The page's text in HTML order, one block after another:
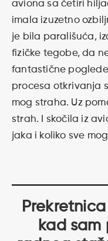
aviona sa četiri
imala izuzetno
je bila parališuća,
fizičke tegobe, da
fantastične
procesa otkrivanja
mog straha. Uz
strah. I skočila iz
jaka i koliko sve
kad sam